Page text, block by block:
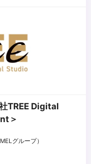
TREE Digital
＞
グループ）